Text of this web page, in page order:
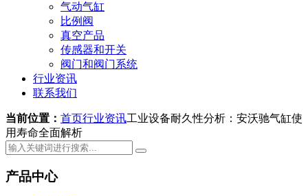
气动气缸
比例阀
真空产品
传感器和开关
阀门和阀门系统
行业资讯
联系我们
当前位置： 首页行业资讯工业设备耐久性分析：安沃驰气缸使
用寿命全面解析
产品中心